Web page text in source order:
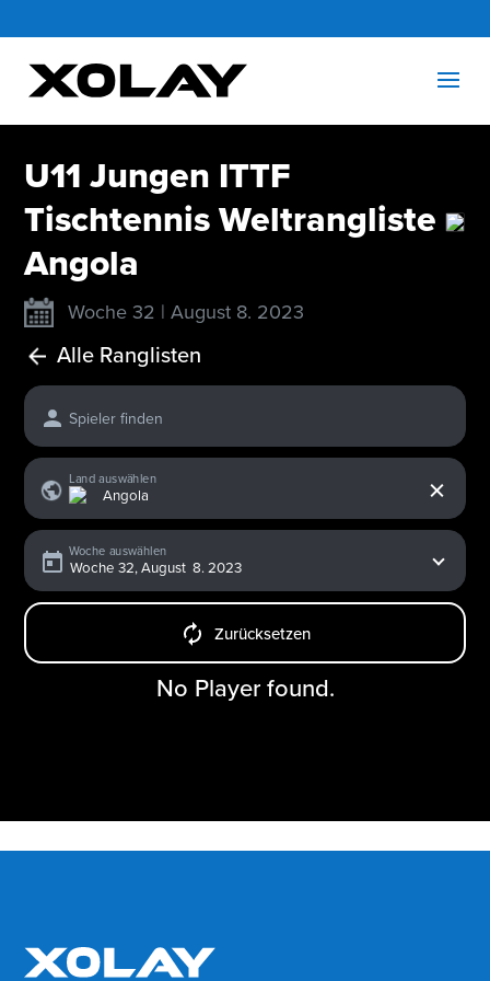
U11 Jungen ITTF
Tischtennis Weltrangliste
Angola
Woche 32 | August 8. 2023
Alle Ranglisten
Spieler finden
Land auswählen
Woche auswählen
Zurücksetzen
No Player found.